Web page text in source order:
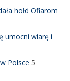
hołd Ofiarom
umocni wiarę i
Polsce 5